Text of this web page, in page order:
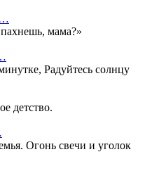
мама?»
Радуйтесь солнцу
детство.
Огонь свечи и уголок